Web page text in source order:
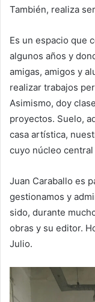
También, realiza
Es un espacio que
algunos años y
amigas, amigos y
realizar trabajos
Asimismo, doy
proyectos. Suelo,
casa artística,
cuyo núcleo
Juan Caraballo es
gestionamos y
sido, durante
obras y su editor.
Julio.